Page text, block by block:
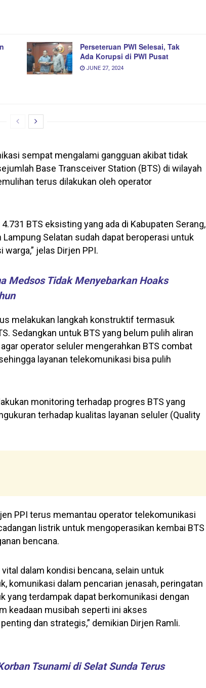
Perseteruan PWI Selesai, Tak
Ada Korupsi di PWI Pusat
JUNE 27, 2024
sempat mengalami gangguan akibat tidak
Base Transceiver Station (BTS) di wilayah
terus dilakukan oleh operator
BTS eksisting yang ada di Kabupaten Serang,
Selatan sudah dapat beroperasi untuk
jelas Dirjen PPI.
Medsos Tidak Menyebarkan Hoaks
melakukan langkah konstruktif termasuk
Sedangkan untuk BTS yang belum pulih aliran
operator seluler mengerahkan BTS combat
layanan telekomunikasi bisa pulih
monitoring terhadap progres BTS yang
terhadap kualitas layanan seluler (Quality
PPI terus memantau operator telekomunikasi
listrik untuk mengoperasikan kembai BTS
bencana.
dalam kondisi bencana, selain untuk
komunikasi dalam pencarian jenasah, peringatan
yang terdampak dapat berkomunikasi dengan
keadaan musibah seperti ini akses
dan strategis,” demikian Dirjen Ramli.
Tsunami di Selat Sunda Terus